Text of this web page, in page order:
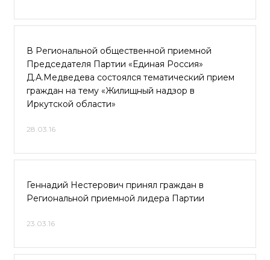
В Региональной общественной приемной
Председателя Партии «Единая Россия»
Д.А.Медведева состоялся тематический прием
граждан на тему «Жилищный надзор в
Иркутской области»
28.03.16
Геннадий Нестерович принял граждан в
Региональной приемной лидера Партии
23.03.16